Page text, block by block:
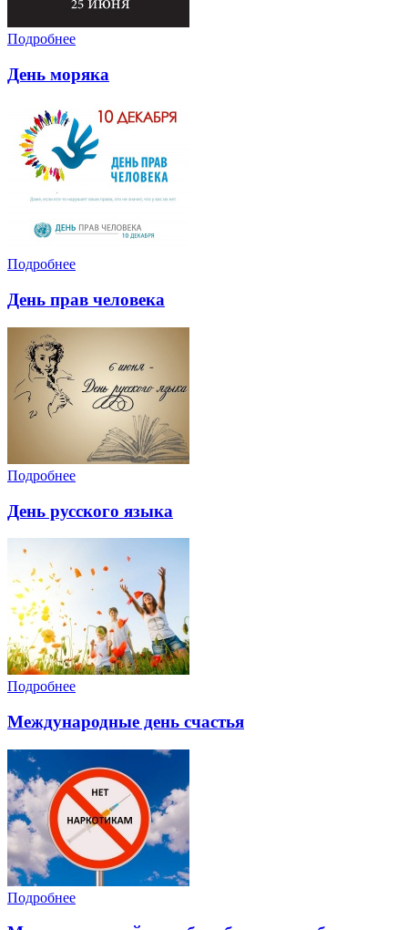
Подробнее
День моряка
Подробнее
День прав человека
Подробнее
День русского языка
Подробнее
Международные день счастья
Подробнее